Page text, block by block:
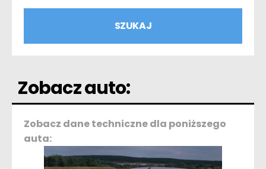
Zobacz auto:
Zobacz dane techniczne dla poniższego
auta: